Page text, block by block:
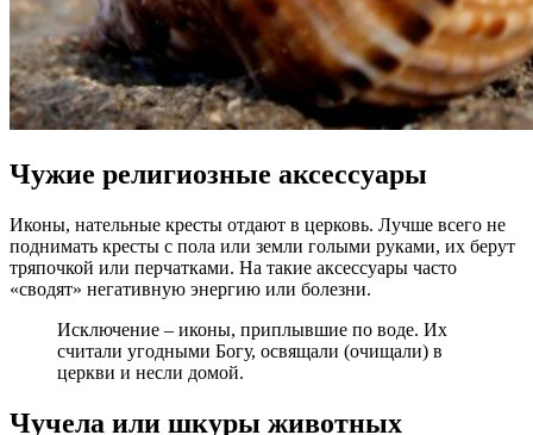
Чужие религиозные аксессуары
Иконы, нательные кресты отдают в церковь. Лучше всего не
поднимать кресты с пола или земли голыми руками, их берут
тряпочкой или перчатками. На такие аксессуары часто
«сводят» негативную энергию или болезни.
Исключение – иконы, приплывшие по воде. Их
считали угодными Богу, освящали (очищали) в
церкви и несли домой.
Чучела или шкуры животных